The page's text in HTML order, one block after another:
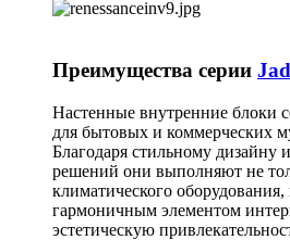
Преимущества серии
Настенные внутренние блоки
для бытовых и коммерческих
Благодаря стильному дизайну
решений они выполняют не
климатического оборудования,
гармоничным элементом
эстетическую